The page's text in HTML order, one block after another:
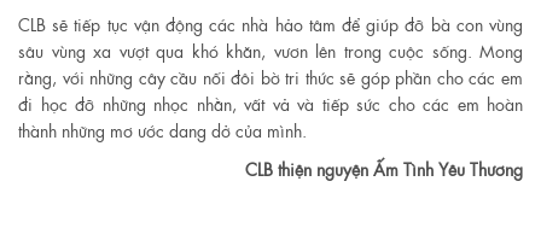
CLB sẽ tiếp tục vận động các nhà hảo tâm để giúp đỡ bà con vùng
sâu vùng xa vượt qua khó khăn, vươn lên trong cuộc sống. Mong
rằng, với những cây cầu nối đôi bờ tri thức sẽ góp phần cho các em
đi học đỡ những nhọc nhằn, vất vả và tiếp sức cho các em hoàn
thành những mơ ước dang dở của mình.
CLB thiện nguyện Ấm Tình Yêu Thương